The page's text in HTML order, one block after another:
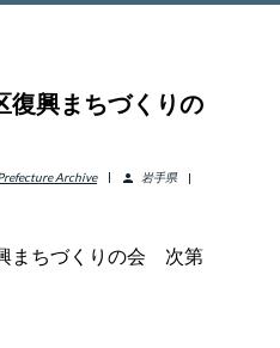
ソース
ウト
日本語
興まちづくりの
Archive person
岩手県
まちづくりの会 次第